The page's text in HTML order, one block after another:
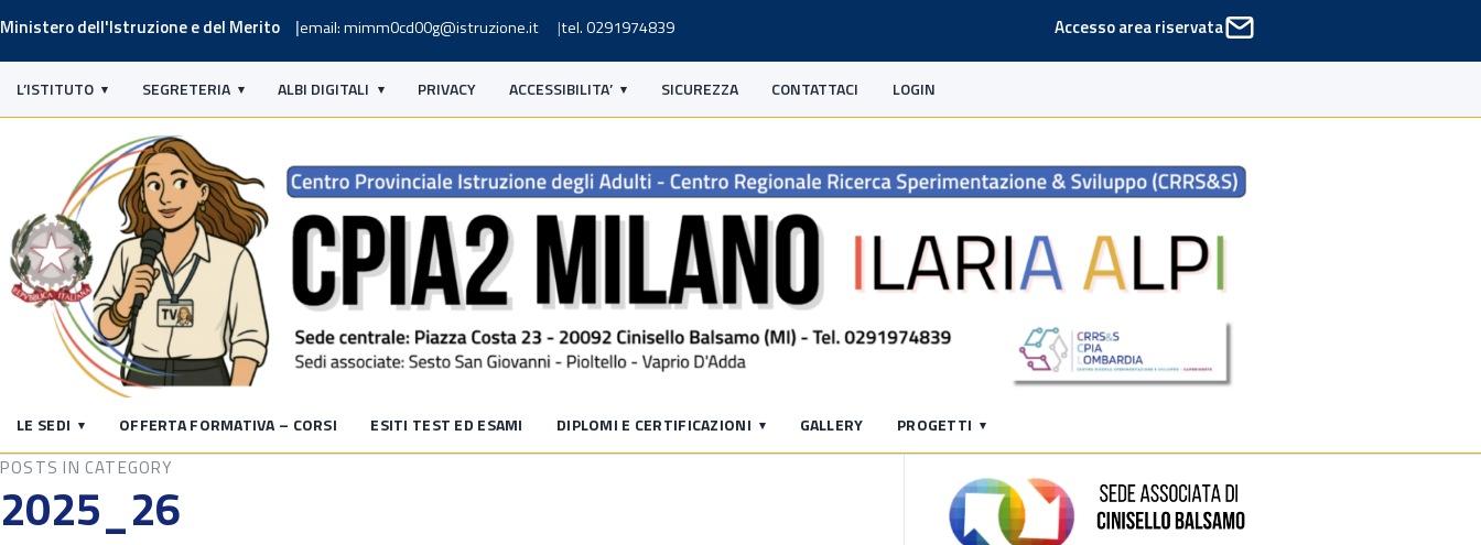
Ministero dell'Istruzione e del Merito email: mimm0cd00g@istruzione.it tel. 0291974839 Accesso area riservata
L’ISTITUTO SEGRETERIA ALBI DIGITALI PRIVACY ACCESSIBILITA’ SICUREZZA CONTATTACI LOGIN
LE SEDI OFFERTA FORMATIVA – CORSI ESITI TEST ED ESAMI DIPLOMI E CERTIFICAZIONI GALLERY PROGETTI
POSTS IN CATEGORY
2025_26
Sede di Cinisello Balsamo
Sede di Sesto San Giovanni